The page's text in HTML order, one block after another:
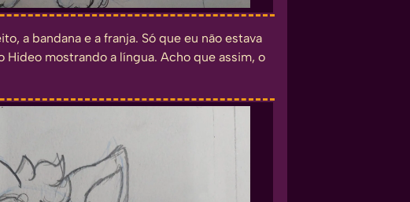
a bandana e a franja. Só que eu não estava
mostrando a língua. Acho que assim, o